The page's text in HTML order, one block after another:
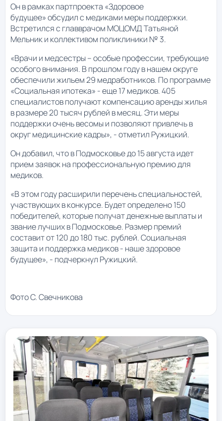
Он в рамках партпроекта «Здоровое
будущее» обсудил с медиками меры поддержки.
Встретился с главврачом МОЦОМД Татьяной
Мельник и коллективом поликлиники № 3.
«Врачи и медсестры – особые профессии, требующие
особого внимания. В прошлом году в нашем округе
обеспечили жильем 29 медработников. По программе
«Социальная ипотека» - еще 17 медиков. 405
специалистов получают компенсацию аренды жилья
в размере 20 тысяч рублей в месяц. Эти меры
поддержки очень весомы и позволяют привлечь в
округ медицинские кадры», - отметил Ружицкий.
Он добавил, что в Подмосковье до 15 августа идет
прием заявок на профессиональную премию для
медиков.
«В этом году расширили перечень специальностей,
участвующих в конкурсе. Будет определено 150
победителей, которые получат денежные выплаты и
звание лучших в Подмосковье. Размер премий
составит от 120 до 180 тыс. рублей. Социальная
защита и поддержка медиков - наше здоровое
будущее», - подчеркнул Ружицкий.
Фото С. Свечникова